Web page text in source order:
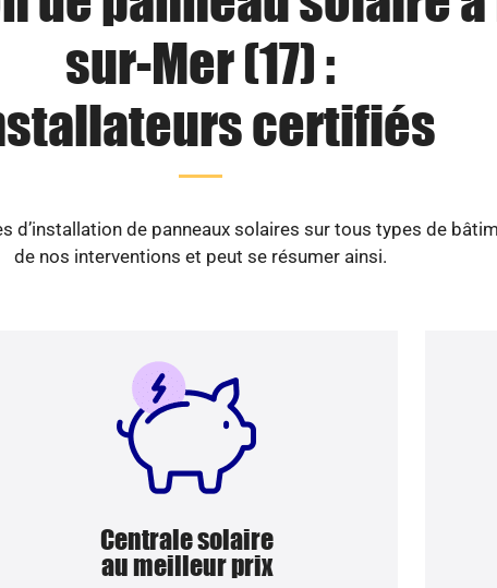
sur-Mer (17) :
certifiés
d’installation de panneaux solaires sur tous types de
de nos interventions et peut se résumer ainsi.
Centrale solaire
au meilleur prix